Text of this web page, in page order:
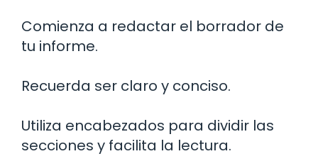
Comienza a redactar el borrador de
tu informe.
Recuerda ser claro y conciso.
Utiliza encabezados para dividir las
secciones y facilita la lectura.